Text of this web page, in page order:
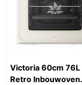
Victoria 60cm 76L
Retro Inbouwoven